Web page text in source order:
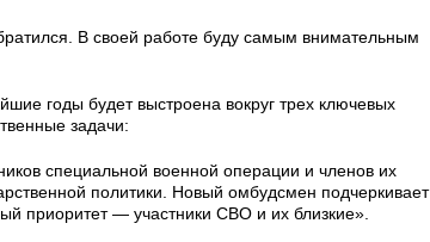
В своей работе буду самым внимательным
годы будет выстроена вокруг трех ключевых
задачи:
специальной военной операции и членов их
политики. Новый омбудсмен подчеркивает
приоритет — участники СВО и их близкие».